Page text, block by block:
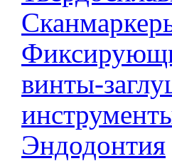
винты-
Эндодонтия